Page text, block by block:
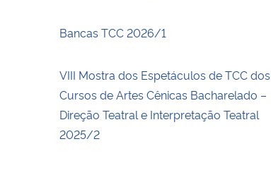
Bancas TCC 2026/1
VIII Mostra dos Espetáculos de TCC dos
Cursos de Artes Cênicas Bacharelado –
Direção Teatral e Interpretação Teatral
2025/2